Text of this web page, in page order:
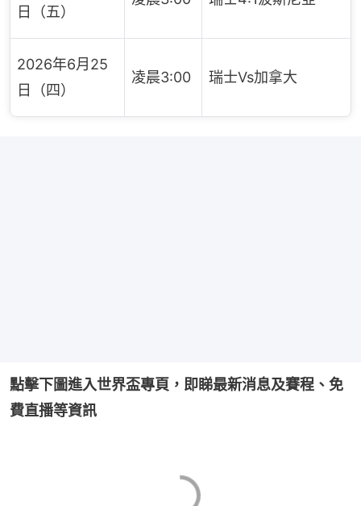
日（五）
2026年6月25
日（四）
凌晨3:00 瑞士Vs加拿大
點擊下圖進入世界盃專頁，即睇最新消息及賽程、免
費直播等資訊